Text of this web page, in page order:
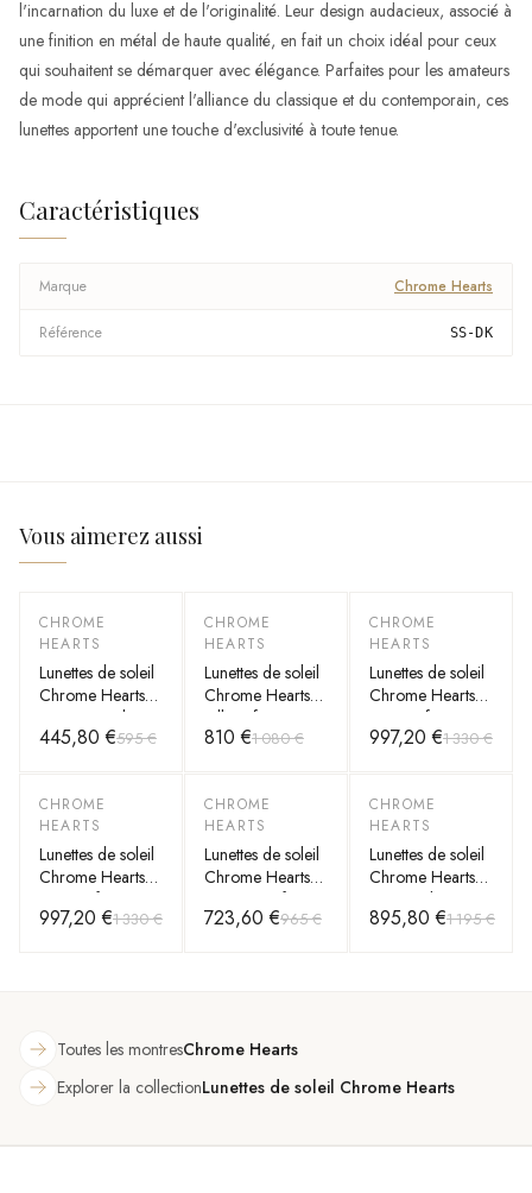
l'incarnation du luxe et de l'originalité. Leur design audacieux, associé à
une finition en métal de haute qualité, en fait un choix idéal pour ceux
qui souhaitent se démarquer avec élégance. Parfaites pour les amateurs
de mode qui apprécient l'alliance du classique et du contemporain, ces
lunettes apportent une touche d'exclusivité à toute tenue.
Caractéristiques
Marque Chrome Hearts
Référence SS-DK
Vous aimerez aussi
-25 %
CHROME
HEARTS
Lunettes de soleil
Chrome Hearts
vintage rondes en
métal
445,80 €595 €
-25 %
CHROME
HEARTS
Lunettes de soleil
Chrome Hearts
Billie II forme
aviator en métal
810 €1 080 €
-25 %
CHROME
HEARTS
Lunettes de soleil
Chrome Hearts
Ripping forme
aviator en métal
997,20 €1 330 €
-25 %
CHROME
HEARTS
Lunettes de soleil
Chrome Hearts
Ripping forme
aviator en métal
997,20 €1 330 €
-25 %
CHROME
HEARTS
Lunettes de soleil
Chrome Hearts
CBEATH II forme
carée en métal
723,60 €965 €
-25 %
CHROME
HEARTS
Lunettes de soleil
Chrome Hearts
rectangulaires
Sinnergasm-A
895,80 €1 195 €
Toutes les montresChrome Hearts
Explorer la collectionLunettes de soleil Chrome Hearts